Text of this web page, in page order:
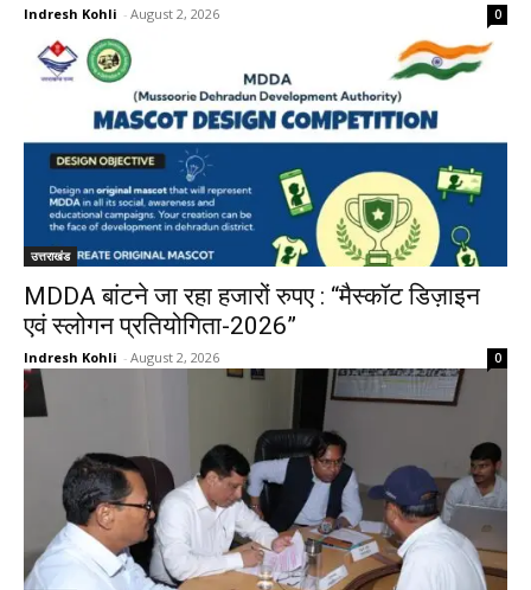
Indresh Kohli - August 2, 2026 0
उत्तराखंड
MDDA बांटने जा रहा हजारों रुपए : “मैस्कॉट डिज़ाइन
एवं स्लोगन प्रतियोगिता-2026”
Indresh Kohli - August 2, 2026 0